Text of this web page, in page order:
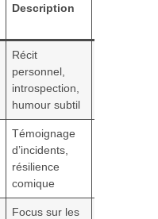
Description
Récit
personnel,
introspection,
humour subtil
Témoignage
d’incidents,
résilience
comique
Focus sur les